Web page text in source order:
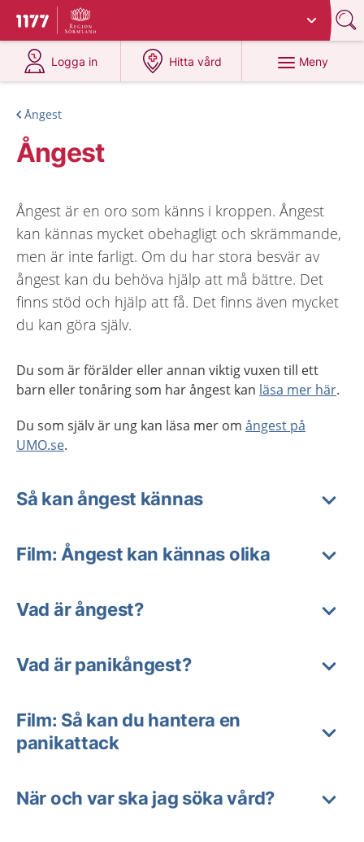
Till startsidan för 1177
Du har valt region
Logga in
på 1177.se
Hitta vård
på 1177.se
Meny
Ångest
Ångest
Ångest är en oro som känns i kroppen. Ångest
kan kännas mycket obehagligt och skrämmande,
men är inte farligt. Om du har stora besvär av
ångest kan du behöva hjälp att må bättre. Det
finns stöd och hjälp att få. Det finns även mycket
du kan göra själv.
Du som är förälder eller annan viktig vuxen till ett
barn eller tonåring som har ångest kan läsa mer här.
Du som själv är ung kan läsa mer om ångest på
UMO.se.
Så kan ångest kännas
Film: Ångest kan kännas olika
Vad är ångest?
Vad är panikångest?
Film: Så kan du hantera en
panikattack
När och var ska jag söka vård?